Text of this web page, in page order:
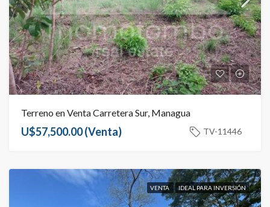
Terreno en Venta Carretera Sur, Managua
U$57,500.00(Venta) TV-11446
VENTA IDEAL PARA INVERSIÓN